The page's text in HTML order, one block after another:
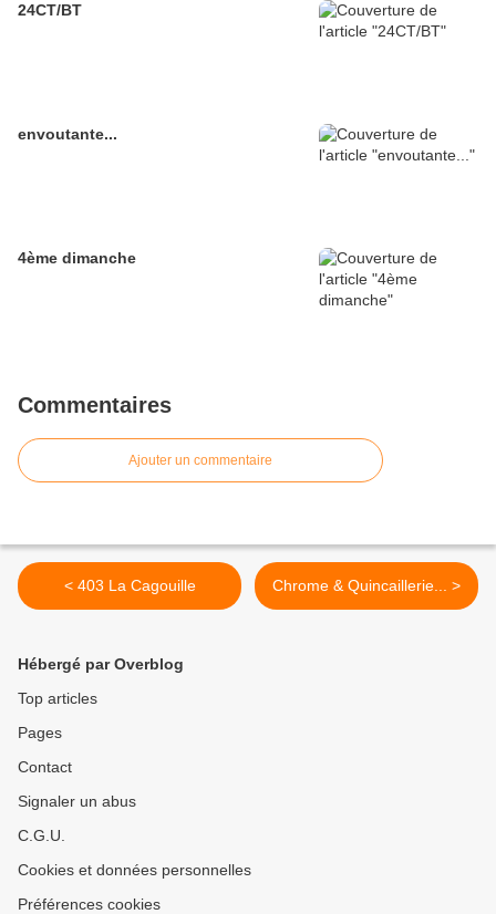
24CT/BT
envoutante...
4ème dimanche
Commentaires
Ajouter un commentaire
< 403 La Cagouille Chrome & Quincaillerie... >
Hébergé par Overblog
Top articles
Pages
Contact
Signaler un abus
C.G.U.
Cookies et données personnelles
Préférences cookies